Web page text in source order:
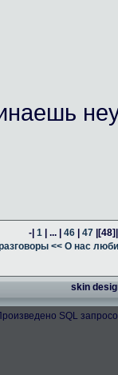
-| 1 | ... | 46 | 47 |[48]
<< О нас
skin
SQL